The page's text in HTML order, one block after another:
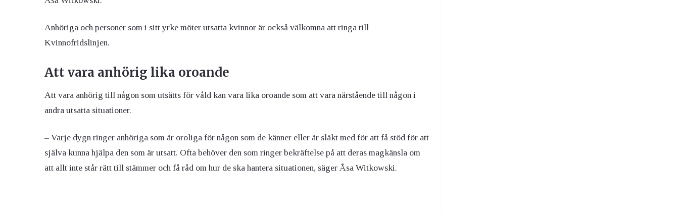
Anhöriga och personer som i sitt yrke möter utsatta kvinnor är också välkomna att ringa till
Kvinnofridslinjen.
Att vara anhörig lika oroande
Att vara anhörig till någon som utsätts för våld kan vara lika oroande som att vara närstående till någon i
andra utsatta situationer.
– Varje dygn ringer anhöriga som är oroliga för någon som de känner eller är släkt med för att få stöd för att
själva kunna hjälpa den som är utsatt. Ofta behöver den som ringer bekräftelse på att deras magkänsla om
att allt inte står rätt till stämmer och få råd om hur de ska hantera situationen, säger Åsa Witkowski.